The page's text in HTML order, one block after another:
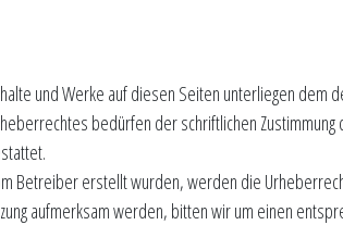
und Werke auf diesen Seiten unterliegen dem
bedürfen der schriftlichen
Betreiber erstellt wurden, werden die
aufmerksam werden, bitten wir um einen